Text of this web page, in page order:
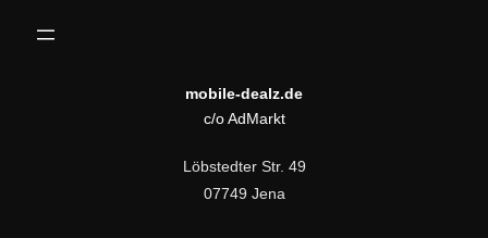
mobile-dealz.de
c/o AdMarkt
Löbstedter Str. 49
07749 Jena